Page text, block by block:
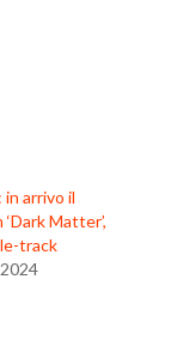
in arrivo il
Matter’,
track